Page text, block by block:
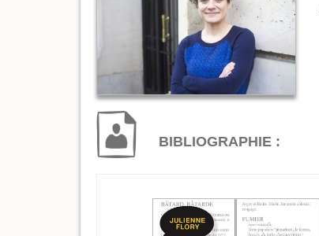
BIBLIOGRAPHIE :